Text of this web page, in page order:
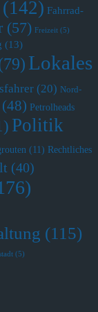
(142) Fahrrad-
(57) Freizeit (5)
(13)
Lokales
(20) Nord-
(48) Petrolheads
Politik
(11) Rechtliches
(40)
(115)
(5)